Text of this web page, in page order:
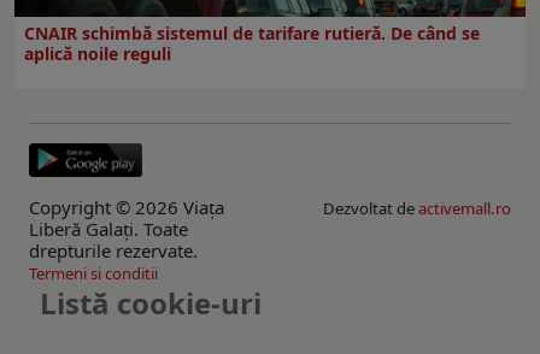
CNAIR schimbă sistemul de tarifare rutieră. De când se
aplică noile reguli
Copyright © 2026 Viaţa
Liberă Galaţi. Toate
drepturile rezervate.
Dezvoltat deactivemall.ro
Termeni si conditii
Listă cookie-uri